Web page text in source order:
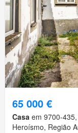
65 000 €
Casa em 9700-
Heroísmo, Região